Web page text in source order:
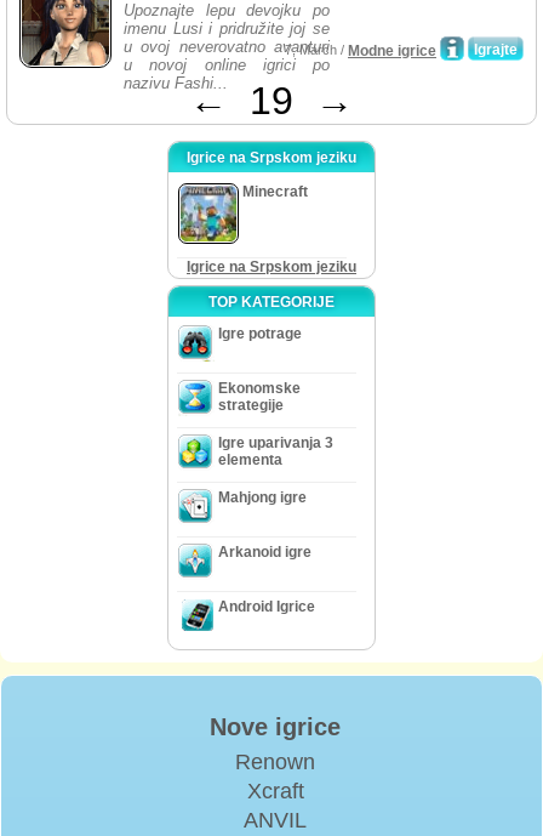
Upoznajte lepu devojku po
imenu Lusi i pridružite joj se
u ovoj neverovatno avanturi
u novoj online igrici po
nazivu Fashi...
Igrajte
7, March / Modne igrice
← 19 →
Igrice na Srpskom jeziku
Minecraft
Igrice na Srpskom jeziku
TOP KATEGORIJE
Igre potrage
Ekonomske
strategije
Igre uparivanja 3
elementa
Mahjong igre
Arkanoid igre
Android Igrice
Nove igrice
Renown
Xcraft
ANVIL